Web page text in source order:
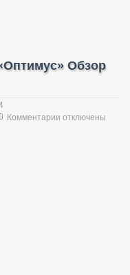
Обзор
Комментарии котключены